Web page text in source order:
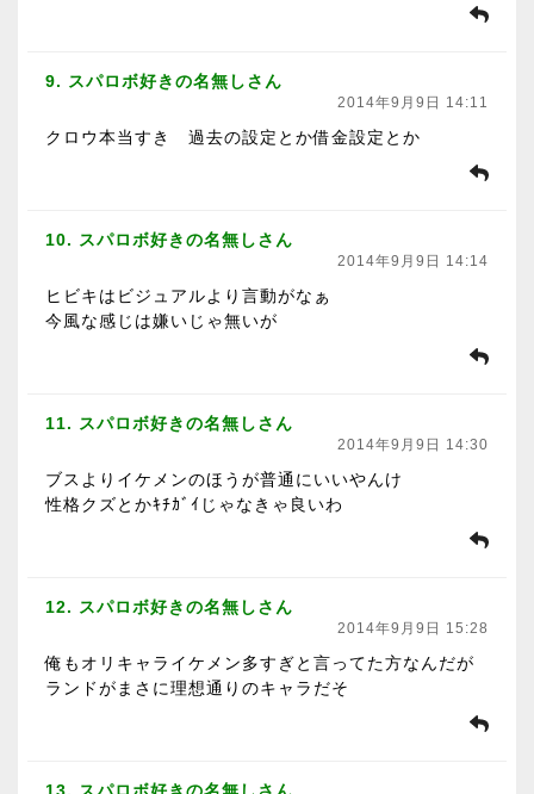
9. スパロボ好きの名無しさん
2014年9月9日 14:11
クロウ本当すき 過去の設定とか借金設定とか
10. スパロボ好きの名無しさん
2014年9月9日 14:14
ヒビキはビジュアルより言動がなぁ
今風な感じは嫌いじゃ無いが
11. スパロボ好きの名無しさん
2014年9月9日 14:30
ブスよりイケメンのほうが普通にいいやんけ
性格クズとかｷﾁｶﾞｲじゃなきゃ良いわ
12. スパロボ好きの名無しさん
2014年9月9日 15:28
俺もオリキャライケメン多すぎと言ってた方なんだが
ランドがまさに理想通りのキャラだそ
13. スパロボ好きの名無しさん